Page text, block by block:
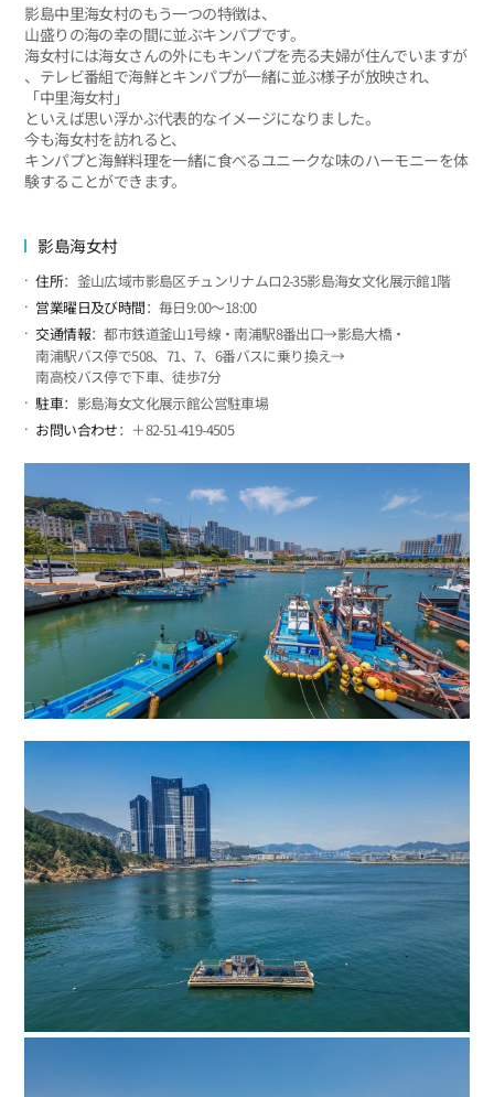
影島中里海女村のもう一つの特徴は、
山盛りの海の幸の間に並ぶキンパプです。
海女村には海女さんの外にもキンパプを売る夫婦が住んでいますが
、テレビ番組で海鮮とキンパプが一緒に並ぶ様子が放映され、
「中里海女村」
といえば思い浮かぶ代表的なイメージになりました。
今も海女村を訪れると、
キンパプと海鮮料理を一緒に食べるユニークな味のハーモニーを体
験することができます。
影島海女村
住所：釜山広域市影島区チュンリナムロ2-35影島海女文化展示館1階
営業曜日及び時間：毎日9:00～18:00
交通情報：都市鉄道釜山1号線・南浦駅8番出口→影島大橋・
南浦駅バス停で508、71、7、6番バスに乗り換え→
南高校バス停で下車、徒歩7分
駐車：影島海女文化展示館公営駐車場
お問い合わせ：＋82-51-419-4505